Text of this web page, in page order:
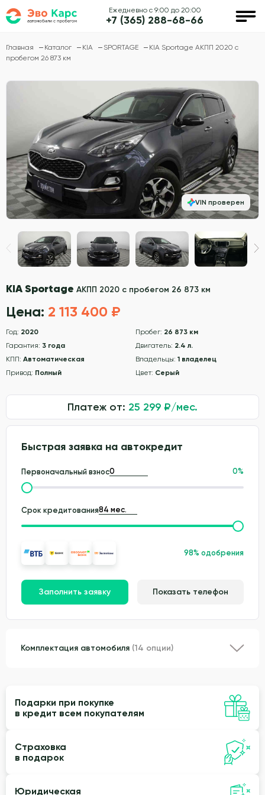
Ежедневно с 9:00 до 20:00
+7 (365) 288-68-66
Главная Каталог KIA SPORTAGE
KIA Sportage АКПП 2020 с
пробегом 26 873 км
KIA Sportage АКПП 2020 с пробегом 26 873 км
Цена: 2 113 400 ₽
Год: 2020 Пробег: 26 873 км
Гарантия: 3 года Двигатель: 2.4 л.
КПП: Автоматическая Владельцы: 1 владелец
Привод: Полный Цвет: Серый
Платеж от: 25 299 ₽/мес.
Быстрая заявка на автокредит
Первоначальный взнос 0%
Срок кредитования
98% одобрения
Заполнить заявку Показать телефон
VIN проверен
Комплектация автомобиля (14 опции)
Подарки при покупке
в кредит всем покупателям
Страховка
в подарок
Юридическая